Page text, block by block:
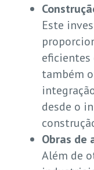
Este
eficientes
também
desde o
Obras de
Além de